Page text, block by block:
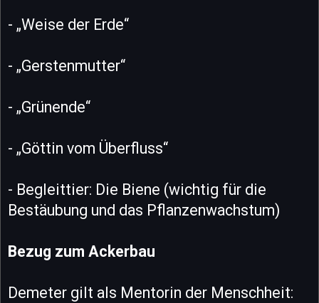
- „Weise der Erde“
- „Gerstenmutter“
- „Grünende“
- „Göttin vom Überfluss“
- Begleittier: Die Biene (wichtig für die
Bestäubung und das Pflanzenwachstum)
Bezug zum Ackerbau
Demeter gilt als Mentorin der Menschheit: